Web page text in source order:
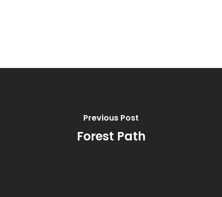
Previous Post
Forest Path